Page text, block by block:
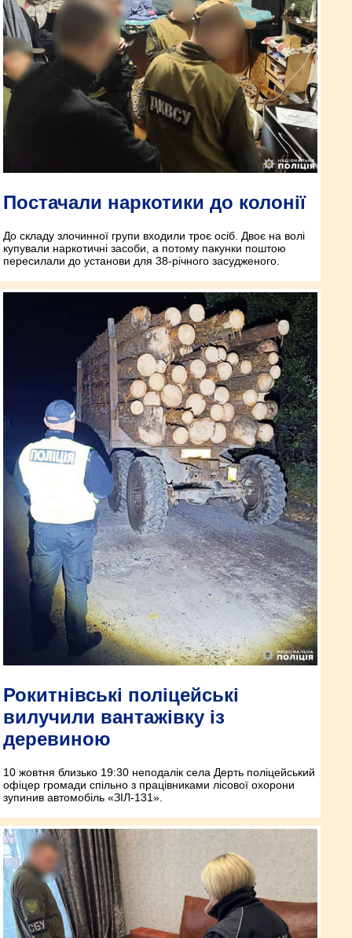
Постачали наркотики до колонії
До складу злочинної групи входили троє осіб. Двоє на волі
купували наркотичні засоби, а потому пакунки поштою
пересилали до установи для 38-річного засудженого.
Рокитнівські поліцейські
вилучили вантажівку із
деревиною
10 жовтня близько 19:30 неподалік села Дерть поліцейський
офіцер громади спільно з працівниками лісової охорони
зупинив автомобіль «ЗІЛ-131».